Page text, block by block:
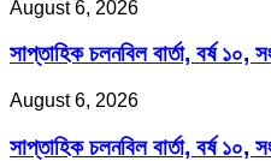
August 6, 2026
সাপ্তাহিক চলনবিল বার্তা, বর্ষ
August 6, 2026
সাপ্তাহিক চলনবিল বার্তা, বর্ষ